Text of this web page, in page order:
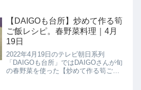
【DAIGOも台所】炒めて作る筍
ご飯レシピ。春野菜料理｜4月
19日
2022年4月19日のテレビ朝日系列
「DAIGOも台所」ではDAIGOさんが旬
の春野菜を使った【炒めて作る筍ごは